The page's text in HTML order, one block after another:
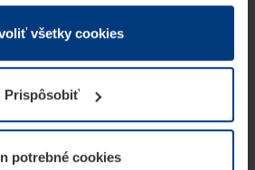
služieb.
môžeme cookies ukladať na Vašom
Pre všetky ostatné typy cookie
Vaše povolenie môžete
odvolať vo vysvetlení cookie
všetky cookies
Prispôsobiť
potrebné cookies